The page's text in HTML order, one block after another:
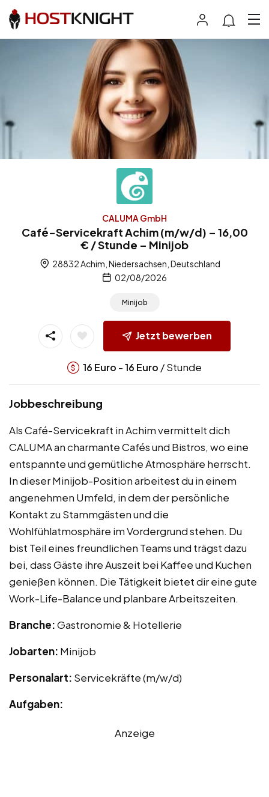
CALUMA GmbH
Café-Servicekraft Achim (m/w/d) – 16,00
€ / Stunde – Minijob
28832 Achim, Niedersachsen, Deutschland
02/08/2026
Minijob
Jetzt bewerben
16 Euro -16 Euro / Stunde
Jobbeschreibung
Als Café-Servicekraft in Achim vermittelt dich
CALUMA an charmante Cafés und Bistros, wo eine
entspannte und gemütliche Atmosphäre herrscht.
In dieser Minijob-Position arbeitest du in einem
angenehmen Umfeld, in dem der persönliche
Kontakt zu Stammgästen und die
Wohlfühlatmosphäre im Vordergrund stehen. Du
bist Teil eines freundlichen Teams und trägst dazu
bei, dass Gäste ihre Auszeit bei Kaffee und Kuchen
genießen können. Die Tätigkeit bietet dir eine gute
Work-Life-Balance und planbare Arbeitszeiten.
Branche:Gastronomie & Hotellerie
Jobarten: Minijob
Personalart: Servicekräfte (m/w/d)
Aufgaben:
Anzeige